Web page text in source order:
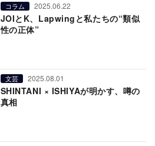
コラム 2025.06.22
JOIとK、Lapwingと私たちの“類似
性の正体”
文芸 2025.08.01
SHINTANI × ISHIYAが明かす、噂の
真相